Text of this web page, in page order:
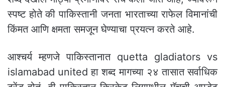
स्पष्ट होते की पाकिस्तानी जनता भारताच्या राफेल विमानांची
किंमत आणि क्षमता समजून घेण्याचा प्रयत्न करते आहे.
आश्चर्य म्हणजे पाकिस्तानात quetta gladiators vs
islamabad united हा शब्द मागच्या २४ तासात सर्वाधिक